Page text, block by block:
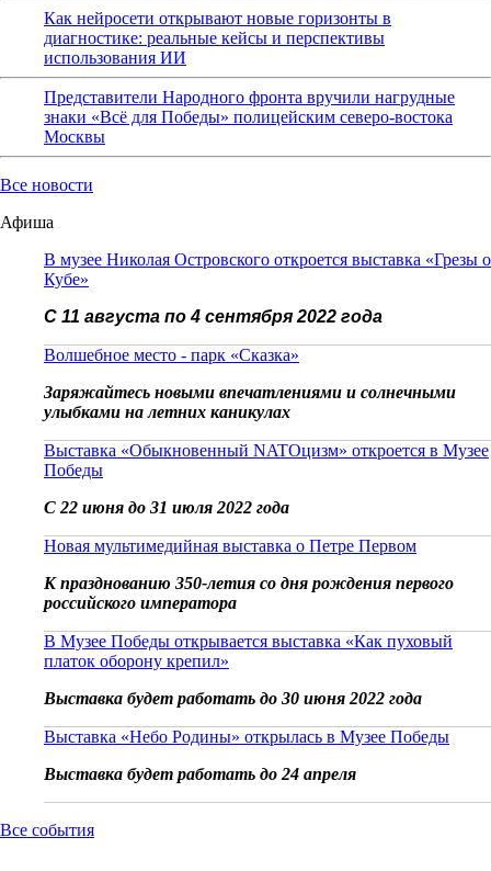
Как нейросети открывают новые горизонты в
диагностике: реальные кейсы и перспективы
использования ИИ
Представители Народного фронта вручили нагрудные
знаки «Всё для Победы» полицейским северо-востока
Москвы
Все новости
Афиша
В музее Николая Островского откроется выставка «Грезы о
Кубе»
С 11 августа по 4 сентября 2022 года
Волшебное место - парк «Сказка»
Заряжайтесь новыми впечатлениями и солнечными
улыбками на летних каникулах
Выставка «Обыкновенный NATOцизм» откроется в Музее
Победы
С 22 июня до 31 июля 2022 года
Новая мультимедийная выставка о Петре Первом
К празднованию 350-летия со дня рождения первого
российского императора
В Музее Победы открывается выставка «Как пуховый
платок оборону крепил»
Выставка будет работать до 30 июня 2022 года
Выставка «Небо Родины» открылась в Музее Победы
Выставка будет работать до 24 апреля
Все события